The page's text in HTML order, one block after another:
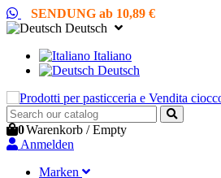
SENDUNG ab 10,89 €
Deutsch
Italiano
Deutsch
0Warenkorb /Empty
Anmelden
Marken